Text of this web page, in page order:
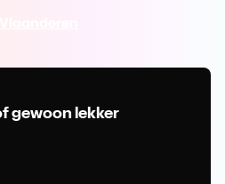
gewoon lekker